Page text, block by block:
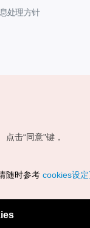
处理方针
点击“同意"键，
随时参考 cookies设